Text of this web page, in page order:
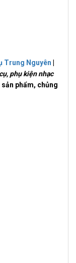
Trung Nguyên
phụ kiện nhạc
phẩm, chủng